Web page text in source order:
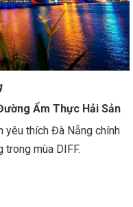
Ẩm Thực Hải Sản
yêu thích Đà Nẵng chính
mùa DIFF.